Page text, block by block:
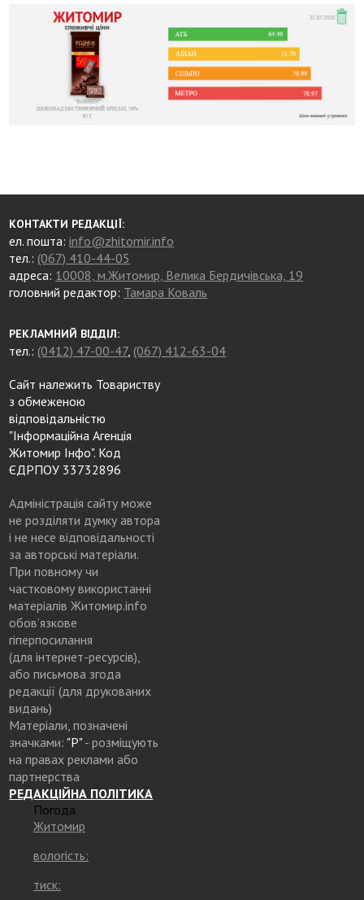
КОНТАКТИ РЕДАКЦІЇ:
ел. пошта:info@zhitomir.info
тел.: (067) 410-44-05
адреса: 10008, м.Житомир, Велика Бердичівська, 19
головний редактор: Тамара Коваль
РЕКЛАМНИЙ ВІДДІЛ:
тел.: (0412) 47-00-47, (067) 412-63-04
Сайт належить Товариству
з обмеженою
відповідальністю
"Інформаційна Агенція
Житомир Інфо". Код
ЄДРПОУ 33732896
Адміністрація сайту може
не розділяти думку автора
і не несе відповідальності
за авторські матеріали.
При повному чи
частковому використанні
матеріалів Житомир.info
обов’язкове
гіперпосилання
(для інтернет-ресурсів),
або письмова згода
редакції (для друкованих
видань)
Матеріали, позначені
значками: "Р"- розміщують
на правах реклами або
партнерства
РЕДАКЦІЙНА ПОЛІТИКА
Погода
Житомир
вологість:
тиск: